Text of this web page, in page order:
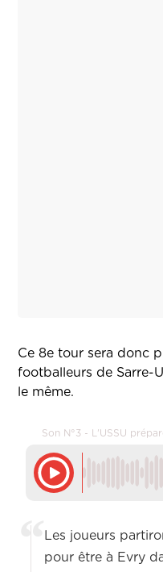
Ce 8e tour sera donc
footballeurs de Sarre-
le même.
Son N°3 - L'USSU
Les joueurs
pour être à Evry